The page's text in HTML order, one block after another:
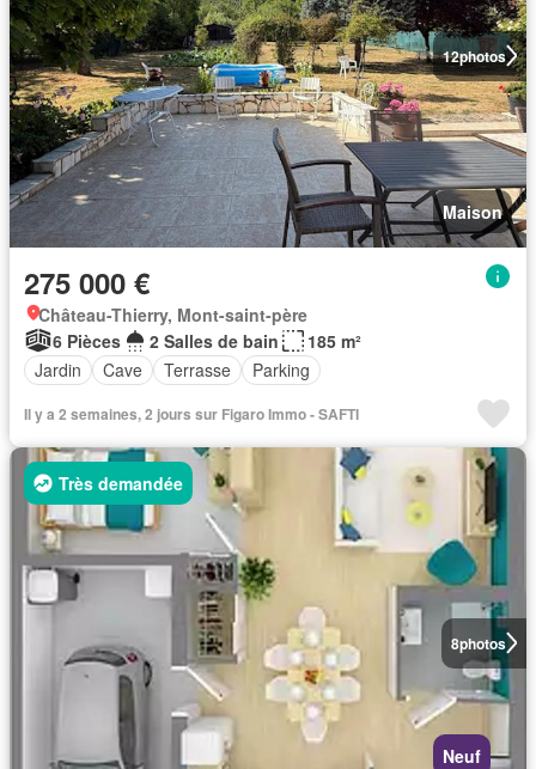
12photos
Maison
275 000 €
Château-Thierry, Mont-saint-père
6 Pièces
2 Salles de bain
185 m²
Jardin
Cave Terrasse Parking
Il y a 2 semaines, 2 jours sur Figaro Immo - SAFTI
8photos
Très demandée
Neuf